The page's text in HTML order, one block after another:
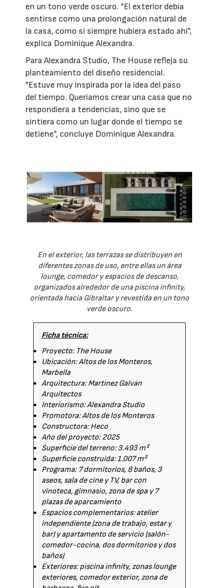
en un tono verde oscuro. "El exterior debía
sentirse como una prolongación natural de
la casa, como si siempre hubiera estado ahí",
explica Dominique Alexandra.
Para Alexandra Studio, The House refleja su
planteamiento del diseño residencial.
"Estuve muy inspirada por la idea del paso
del tiempo. Queríamos crear una casa que no
respondiera a tendencias, sino que se
sintiera como un lugar donde el tiempo se
detiene", concluye Dominique Alexandra.
En el exterior, las terrazas se distribuyen en
diferentes zonas de uso, entre ellas un área
lounge, comedor y espacios de descanso,
organizados alrededor de una piscina infinity,
orientada hacia Gibraltar y revestida en un tono
verde oscuro.
Ficha técnica:
Proyecto: The House
Ubicación: Altos de los Monteros,
Marbella
Arquitectura: Martinez Galvan
Arquitectos
Interiorismo: Alexandra Studio
Promotora: Altos de los Monteros
Constructora: Heco
Año del proyecto: 2025
Superficie del terreno: 3.493 m²
Superficie construida: 1.007 m²
Programa: 7 dormitorios, 8 baños, 3
aseos, sala de cine y TV, bar con
vinoteca, gimnasio, zona de spa y 7
plazas de aparcamiento
Espacios complementarios: atelier
independiente (zona de trabajo, estar y
bar) y apartamento de servicio (salón-
comedor-cocina, dos dormitorios y dos
baños)
Exteriores: piscina infinity, zonas lounge
exteriores, comedor exterior, zona de